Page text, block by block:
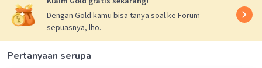
Dengan Gold kamu bisa tanya soal ke Forum
sepuasnya, lho.
Pertanyaan serupa